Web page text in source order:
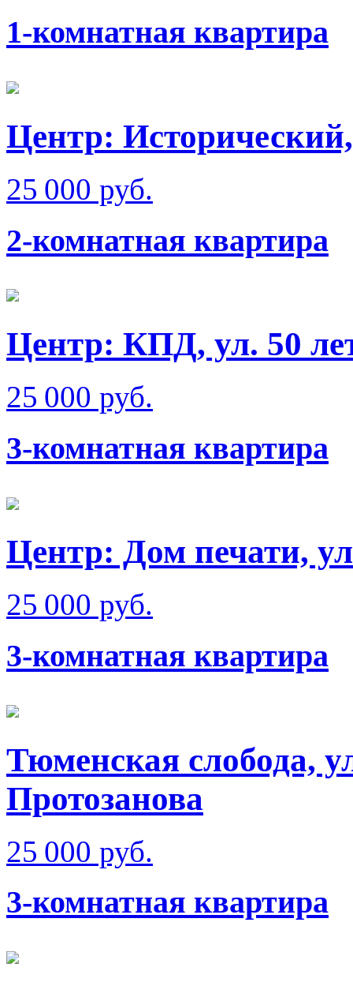
1-комнатная квартира
Центр:
25 000 руб.
2-комнатная квартира
Центр: КПД, ул. 50
25 000 руб.
3-комнатная квартира
Центр: Дом печати,
25 000 руб.
3-комнатная квартира
Тюменская слобода,
Протозанова
25 000 руб.
3-комнатная квартира